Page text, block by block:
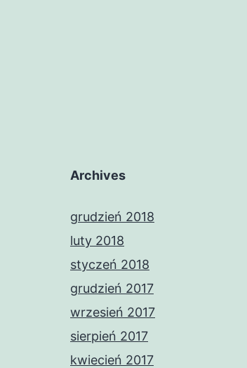
Archives
grudzień 2018
luty 2018
styczeń 2018
grudzień 2017
wrzesień 2017
sierpień 2017
kwiecień 2017